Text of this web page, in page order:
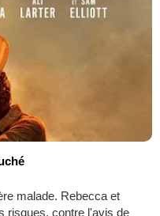
malade. Rebecca et
risques, contre l'avis de